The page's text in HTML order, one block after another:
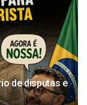
de disputas e